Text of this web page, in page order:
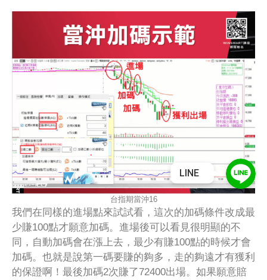
台指期當沖16
我們在同樣的進場點來試試看，這次的加碼條件改成最
少賺100點才願意加碼。進場後可以看見很明顯的不
同，自動加碼會在漲上去，最少有賺100點的時候才會
加碼。也就是說第一碼要賺的夠多，走的夠遠才有獲利
的保證啊！最後加碼2次賺了72400出場。如果願意賠
LINE